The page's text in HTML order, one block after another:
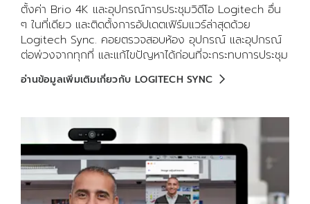
ตั้งค่า Brio 4K และอุปกรณ์การประชุมวิดีโอ Logitech อื่น
ๆ ในที่เดียว และติดตั้งการอัปเดตเฟิร์มแวร์ล่าสุดด้วย
Logitech Sync. คอยตรวจสอบห้อง อุปกรณ์ และอุปกรณ์
ต่อพ่วงจากทุกที่ และแก้ไขปัญหาได้ก่อนที่จะกระทบการประชุม
อ่านข้อมูลเพิ่มเติมเกี่ยวกับ LOGITECH SYNC